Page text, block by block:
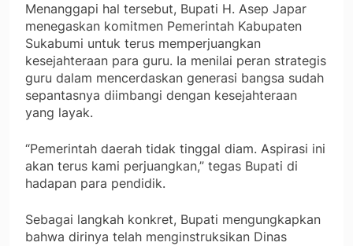
Menanggapi hal tersebut, Bupati H. Asep Japar
menegaskan komitmen Pemerintah Kabupaten
Sukabumi untuk terus memperjuangkan
kesejahteraan para guru. Ia menilai peran strategis
guru dalam mencerdaskan generasi bangsa sudah
sepantasnya diimbangi dengan kesejahteraan
yang layak.
“Pemerintah daerah tidak tinggal diam. Aspirasi ini
akan terus kami perjuangkan,” tegas Bupati di
hadapan para pendidik.
Sebagai langkah konkret, Bupati mengungkapkan
bahwa dirinya telah menginstruksikan Dinas